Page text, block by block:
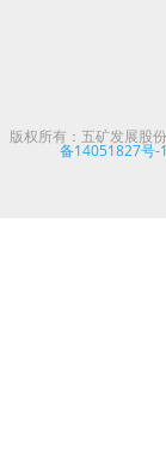
版权所有：五矿发展股
备14051827号-1